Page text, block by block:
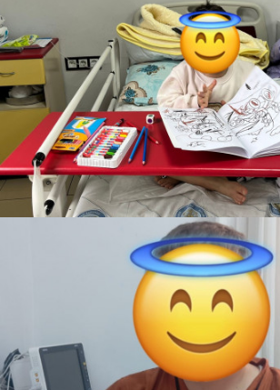
Fidan
Teslim Edildi
Uzaktan Kumandalı Araba
Serhat
Teslim Edildi
Siyah-Beyaz Futbol Topu